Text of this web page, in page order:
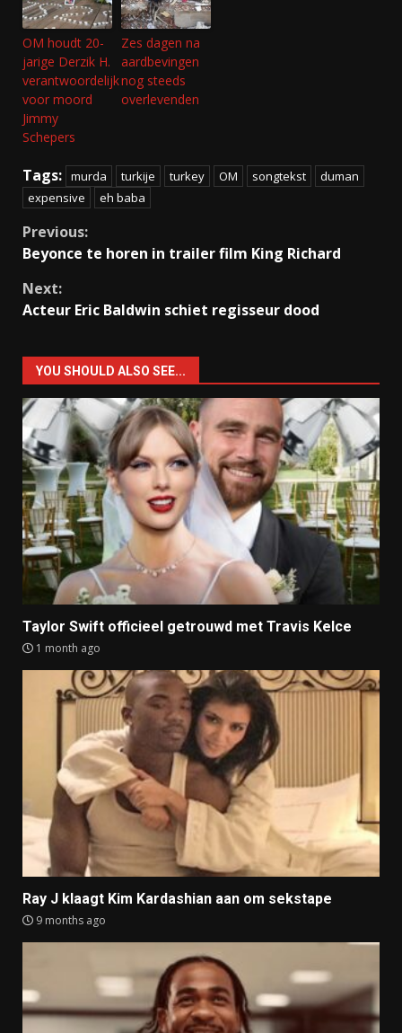
OM houdt 20-
jarige Derzik H.
verantwoordelijk
voor moord
Jimmy
Schepers
Zes dagen na
aardbevingen
nog steeds
overlevenden
Tags: murda turkije turkey OM songtekst
duman
expensive
eh baba
Continue
Reading
Previous:
Beyonce te horen in trailer film King Richard
Next:
Acteur Eric Baldwin schiet regisseur dood
YOU SHOULD ALSO SEE...
Taylor Swift officieel getrouwd met Travis Kelce
1 month ago
Ray J klaagt Kim Kardashian aan om sekstape
9 months ago